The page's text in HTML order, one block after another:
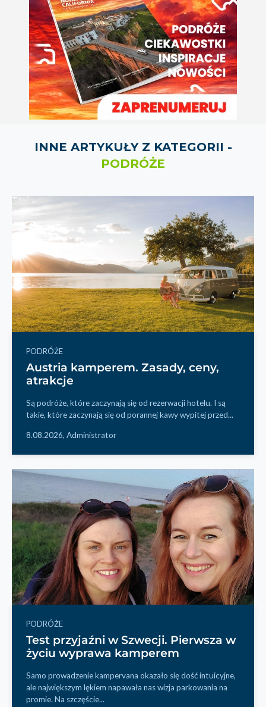
INNE ARTYKUŁY Z KATEGORII -
PODRÓŻE
PODRÓŻE
Austria kamperem. Zasady, ceny,
atrakcje
Są podróże, które zaczynają się od rezerwacji hotelu. I są
takie, które zaczynają się od porannej kawy wypitej przed...
8.08.2026, Administrator
PODRÓŻE
Test przyjaźni w Szwecji. Pierwsza w
życiu wyprawa kamperem
Samo prowadzenie kampervana okazało się dość intuicyjne,
ale największym lękiem napawała nas wizja parkowania na
promie. Na szczęście...